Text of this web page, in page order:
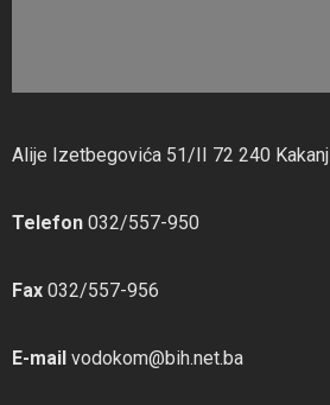
Alije Izetbegovića 51/II 72 240 Kakanj
Telefon 032/557-950
Fax 032/557-956
E-mail vodokom@bih.net.ba